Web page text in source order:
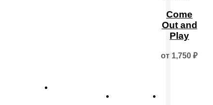
Come
Out and
Play
от 1,750 ₽